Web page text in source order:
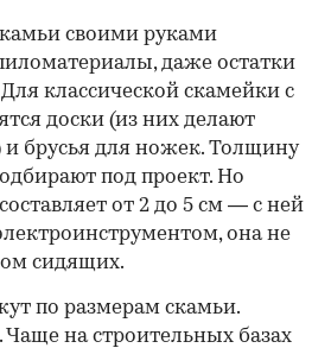
своими руками
даже остатки
Для классической скамейки с
доски (из них делают
и брусья для ножек. Толщину
под проект. Но
от 2 до 5 см — с ней
она не
сидящих.
по размерам скамьи.
Чаще на строительных базах